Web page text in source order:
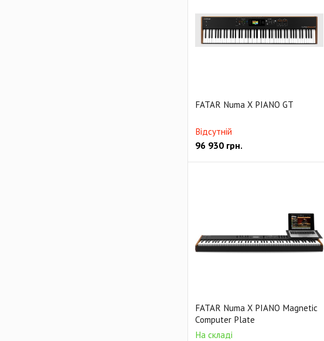
FATAR Numa X PIANO GT
Відсутній
96 930 грн.
FATAR Numa X PIANO Magnetic
Computer Plate
На складі